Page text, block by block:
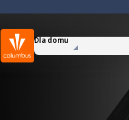
Dla domu